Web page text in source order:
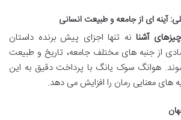
ای از جامعه و طبیعت انسانی
چیزهای آشنا نه تنها اجزای پیش برنده داستان
از جنبه های مختلف جامعه، تاریخ و طبیعت
هوانگ سوک یانگ با پرداخت دقیق به این
معنایی رمان را افزایش می دهد.